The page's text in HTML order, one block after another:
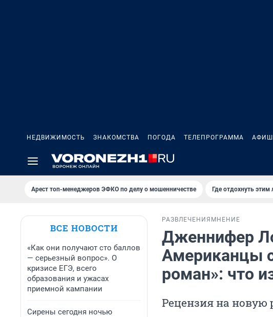
НЕДВИЖИМОСТЬ ЗНАКОМСТВА ПОГОДА ТЕЛЕПРОГРАММА
Арест топ-менеджеров ЭФКО по делу о мошенничестве Где отдохнуть этим
ВСЕ НОВОСТИ
«Как они получают сто баллов
— серьезный вопрос». О
кризисе ЕГЭ, всего
образования и ужасах
приемной кампании
Сирены сегодня ночью
РАЗВЛЕЧЕНИЯ МНЕНИЕ
Дженнифер
Американцы
роман»: что
Рецензия на